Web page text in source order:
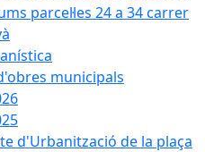
parcel·les 24 a 34 carrer
municipals
d'Urbanització de la plaça